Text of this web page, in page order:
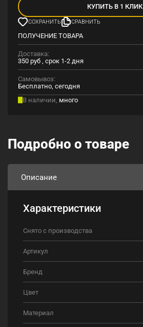
КУПИТЬ В 1 КЛИК
СОХРАНИТЬ СРАВНИТЬ
ПОЛУЧЕНИЕ ТОВАРА
Доставка:
350 руб , срок 1-2 дня
Самовывоз:
Бесплатно, сегодня
В наличии, много
Подробно о товаре
Описание
Характеристики
Снято с производства
Артикул
Бренд
Цвет
Материал